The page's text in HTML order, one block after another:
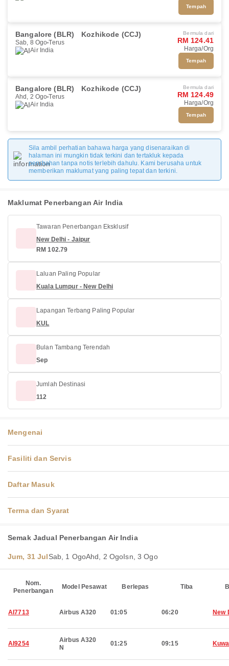
Tempah
Bangalore (BLR) Kozhikode (CCJ)
Sab, 8 Ogo Terus
Air India
Bermula dari
RM 124.41
Harga/Org
Tempah
Bangalore (BLR) Kozhikode (CCJ)
Ahd, 2 Ogo Terus
Air India
Bermula dari
RM 124.49
Harga/Org
Tempah
Sila ambil perhatian bahawa harga yang disenaraikan di
halaman ini mungkin tidak terkini dan tertakluk kepada
perubahan tanpa notis terlebih dahulu. Kami berusaha untuk
memberikan maklumat yang paling tepat dan terkini.
Maklumat Penerbangan Air India
Tawaran Penerbangan Eksklusif
New Delhi - Jaipur
RM 102.79
Laluan Paling Popular
Kuala Lumpur - New Delhi
Lapangan Terbang Paling Popular
KUL
Bulan Tambang Terendah
Sep
Jumlah Destinasi
112
Mengenai
Fasiliti dan Servis
Daftar Masuk
Terma dan Syarat
Semak Jadual Penerbangan Air India
Jum, 31 JulSab, 1 OgoAhd, 2 OgoIsn, 3 Ogo
Nom.
Penerbangan
Model Pesawat Berlepas Tiba
AI7713 Airbus A320 01:05 06:20 New
AI9254
Airbus A320
N
01:25 09:15